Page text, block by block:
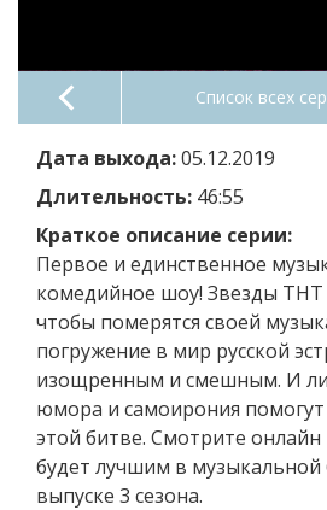
Список всех
Дата выхода:05.12.2019
Длительность: 46:55
Краткое описание серии:
Первое и единственное
комедийное шоу! Звезды ТНТ
чтобы померятся своей
погружение в мир русской
изощренным и смешным. И
юмора и самоирония
этой битве. Смотрите онлайн
будет лучшим в музыкальной
выпуске 3 сезона.